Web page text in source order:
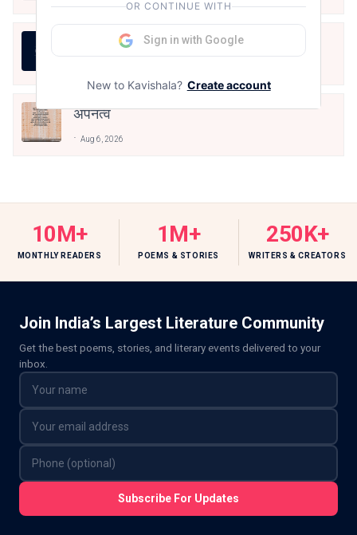
जीवन का रिश्ता
अपनत्व
Aug 6, 2026
10M+
MONTHLY READERS
1M+
POEMS & STORIES
250K+
WRITERS & CREATORS
Join India’s Largest Literature Community
Get the best poems, stories, and literary events delivered to your
inbox.
Subscribe For Updates
OR CONTINUE WITH
Sign in with Google
New to Kavishala? Create account